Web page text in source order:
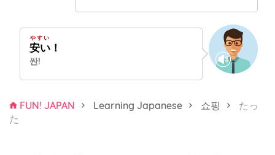
安い
やすい
！
싼!
FUN! JAPAN Learning Japanese 쇼핑
たっ
た